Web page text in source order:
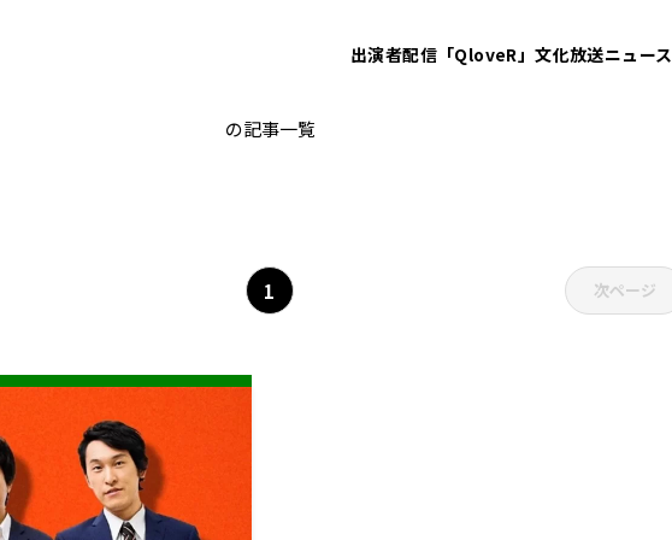
出演者配信「QloveR」文化放送ニュース
の記事一覧
1 次ページ